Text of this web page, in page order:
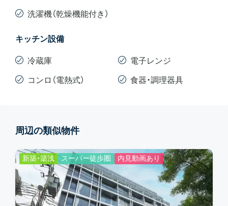
洗濯機（乾燥機能付き）
キッチン設備
冷蔵庫
コンロ（電熱式）
電子レンジ
食器・調理器具
周辺の類似物件
新築・築浅 スーパー徒歩圏 内見動画あり